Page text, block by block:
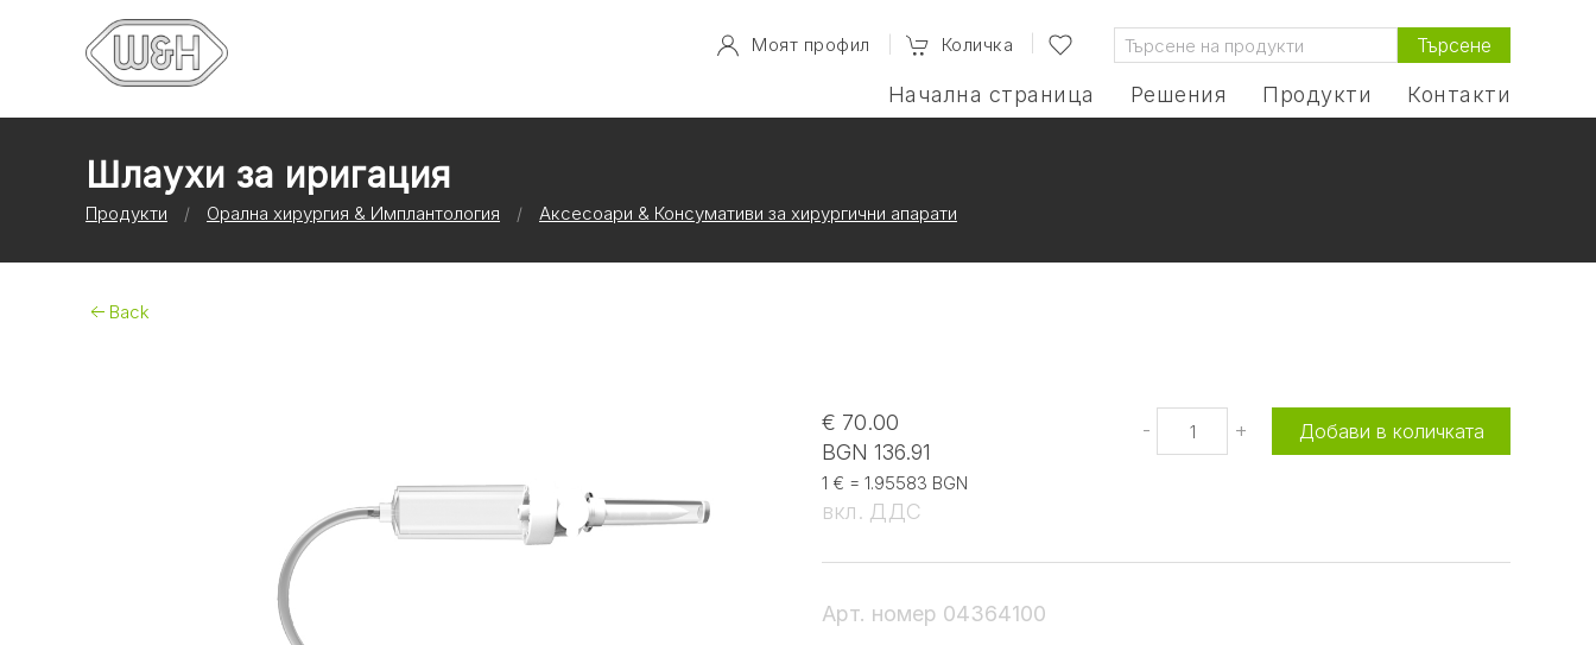
Моят профил Количка Търсене
Начална страница Решения Продукти Контакти
Шлаухи за иригация
Продукти Орална хирургия & Имплантология Аксесоари & Консумативи за хирургични апарати
Back
€ 70.00
BGN 136.91
1 € = 1.95583 BGN
вкл. ДДС
- + Добави в количката
Арт. номер 04364100